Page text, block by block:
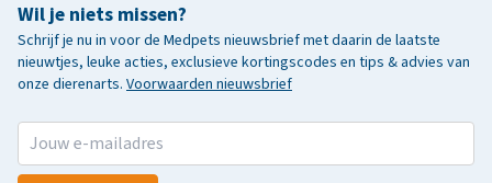
Wil je niets missen?
Schrijf je nu in voor de Medpets nieuwsbrief met daarin de laatste
nieuwtjes, leuke acties, exclusieve kortingscodes en tips & advies van
onze dierenarts. Voorwaarden nieuwsbrief